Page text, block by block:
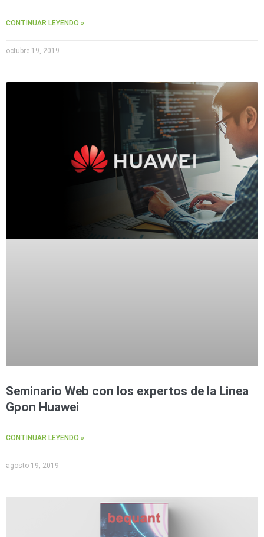
Cams
Móviles
IntercomunicadoresVideoporteros
Videoporteros
CONTINUAR LEYENDO »
octubre 19, 2019
Seminario Web con los expertos de la Linea
Gpon Huawei
CONTINUAR LEYENDO »
agosto 19, 2019